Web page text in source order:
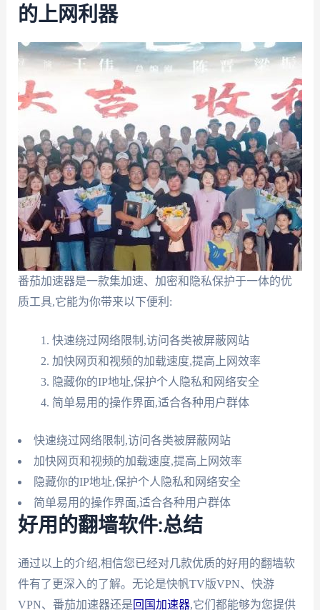
的上网利器
番茄加速器是一款集加速、加密和隐私保护于一体的优
质工具,它能为你带来以下便利:
快速绕过网络限制,访问各类被屏蔽网站
加快网页和视频的加载速度,提高上网效率
隐藏你的IP地址,保护个人隐私和网络安全
简单易用的操作界面,适合各种用户群体
快速绕过网络限制,访问各类被屏蔽网站
加快网页和视频的加载速度,提高上网效率
隐藏你的IP地址,保护个人隐私和网络安全
简单易用的操作界面,适合各种用户群体
好用的翻墙软件:总结
通过以上的介绍,相信您已经对几款优质的好用的翻墙软
件有了更深入的了解。无论是快帆TV版VPN、快游
VPN、番茄加速器还是回国加速器,它们都能够为您提供